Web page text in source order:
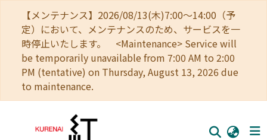
【メンテナンス】2026/08/13(木)7:00～14:00（予
定）において、メンテナンスのため、サービスを一
時停止いたします。 <Maintenance> Service will
be temporarily unavailable from 7:00 AM to 2:00
PM (tentative) on Thursday, August 13, 2026 due
to maintenance.